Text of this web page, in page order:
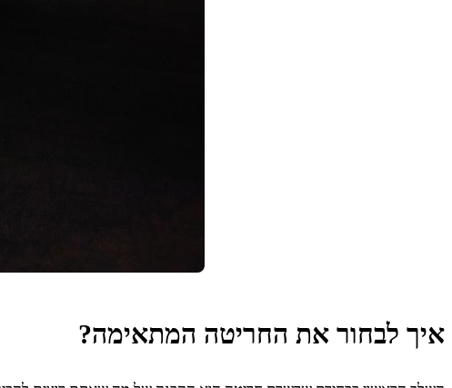
איך לבחור את החריטה המתאימה?